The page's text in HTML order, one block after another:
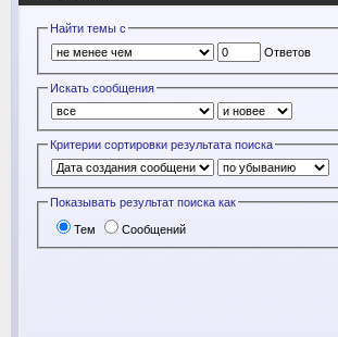
Найти темы с
Ответов
Искать сообщения
Критерии сортировки результата поиска
Показывать результат поиска как
Тем Сообщений